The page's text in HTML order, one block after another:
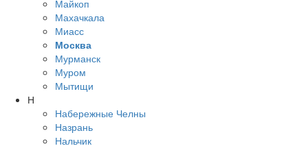
Майкоп
Махачкала
Миасс
Москва
Мурманск
Муром
Мытищи
Н
Набережные Челны
Назрань
Нальчик